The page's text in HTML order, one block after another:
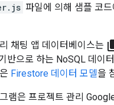
파일에 의해 샘플 코
채팅 앱 데이터베이스는
반으로 하는 NoSQL 데이
Firestore 데이터 모델을
램은 프로젝트 관리